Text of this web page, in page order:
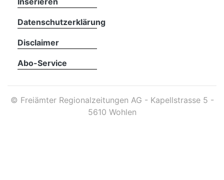
Datenschutzerklärung
Disclaimer
Abo-Service
© Freiämter Regionalzeitungen AG - Kapellstrasse 5 -
5610 Wohlen